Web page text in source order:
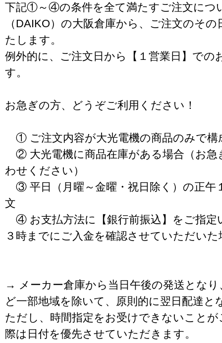
下記①～④の条件を全て満たすご注文につ
（DAIKO）の大阪倉庫から、ご注文のそ
たします。
例外的に、ご注文日から【１営業日】での
す。
お急ぎの方、どうぞご利用ください！
① ご注文内容が大光電機の商品のみで構
② 大光電機に商品在庫がある場合（お急
わせください）
③ 平日（月曜～金曜・祝日除く）の正午
文
④ お支払方法に【銀行前振込】をご指定
３時までにご入金を確認させていただいた
→ メーカー倉庫から当日午後の発送となり
ど一部地域を除いて、原則的に翌日配達と
ただし、時間指定をお受けできないこと
際は日付を優先させていただきます。